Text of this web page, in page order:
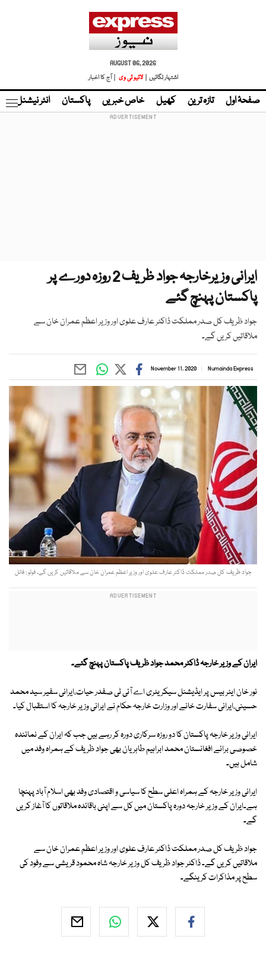
AUGUST 06, 2026
اشتہار لگائیں |
لائیو ٹی وی | آج کا اخبار
صفحۂ اول تازہ ترین کھیل خاص خبریں پاکستان انٹر نیشنل
ایرانی وزیرخارجہ جواد ظریف 2 روزہ دورے پر
پاکستان پہنچ گئے
جواد ظریف کل صدر مملکت ڈاکٹر عارف علوی اور وزیر اعظم عمران خان سے
ملاقاتیں کریں گے۔
Numainda Express
November 11, 2020
جواد ظریف کل صدر مملکت ڈاکٹر عارف علوی اور وزیر اعظم عمران خان سے ملاقاتیں کریں گے۔ فوٹو : فائل
ایران کے وزیر خارجہ ڈاکٹر محمد جواد ظریف پاکستان پہنچ گئے۔
نور خان ایئر بیس پر ایڈیشنل سیکریٹری اے آئی ٹی صفدر حیات،ایرانی سفیر سید محمد
حسینی،ایرانی سفارت خانے اور وزارت خارجہ حکام نے ایرانی وزیر خارجہ کا استقبال کیا۔
ایرانی وزیر خارجہ پاکستان کا دو روزہ سرکاری دورہ کر رہے ہیں جب کہ ایران کے نمائندہ
خصوصی برائے افغانستان محمد ابراہیم طاہریان بھی جواد ظریف کے ہمراہ وفد میں
شامل ہیں۔
ایرانی وزیر خارجہ کے ہمراہ اعلی سطح کا سیاسی و اقتصادی وفد بھی اسلام آباد پہنچا
ہے۔ایران کے وزیر خارجہ دورہ پاکستان میں کل سے اپنی باقائدہ ملاقاتوں کا آغاز کریں
گے۔
جواد ظریف کل صدر مملکت ڈاکٹر عارف علوی اور وزیر اعظم عمران خان سے
ملاقاتیں کریں گے۔ ڈاکٹر جواد ظریف کل وزیر خارجہ شاہ محمود قریشی سے وفود کی
سطح پر مذاکرات کرینگے۔